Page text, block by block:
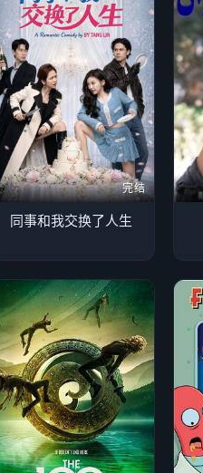
完结
同事和我交换了人生